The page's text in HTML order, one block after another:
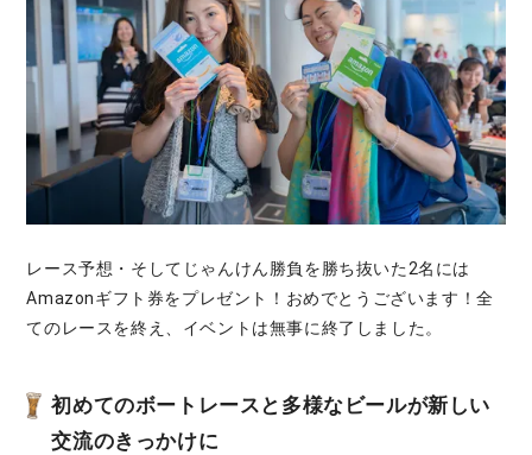
レース予想・そしてじゃんけん勝負を勝ち抜いた2名には
Amazonギフト券をプレゼント！おめでとうございます！全
てのレースを終え、イベントは無事に終了しました。
初めてのボートレースと多様なビールが新しい
交流のきっかけに